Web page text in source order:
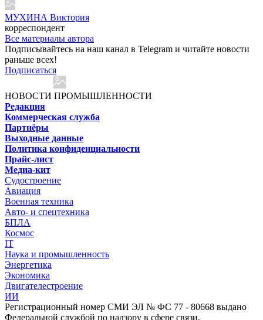
МУХИНА Виктория
корреспондент
Все материалы автора
Подписывайтесь на наш канал в Telegram и читайте новости
раньше всех!
Подписаться
НОВОСТИ ПРОМЫШЛЕННОСТИ
Редакция
Коммерческая служба
Партнёры
Выходные данные
Политика конфиденциальности
Прайс-лист
Медиа-кит
Судостроение
Авиация
Военная техника
Авто- и спецтехника
БПЛА
Космос
IT
Наука и промышленность
Энергетика
Экономика
Двигателестроение
ИИ
Регистрационный номер СМИ ЭЛ № ФС 77 - 80668 выдано
Федеральной службой по надзору в сфере связи,